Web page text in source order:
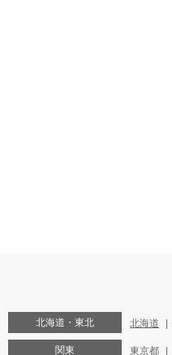
北海道・東北 北海道
関東 東京都